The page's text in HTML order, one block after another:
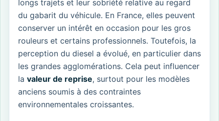
longs trajets et leur sobriété relative au regard
du gabarit du véhicule. En France, elles peuvent
conserver un intérêt en occasion pour les gros
rouleurs et certains professionnels. Toutefois, la
perception du diesel a évolué, en particulier dans
les grandes agglomérations. Cela peut influencer
la valeur de reprise, surtout pour les modèles
anciens soumis à des contraintes
environnementales croissantes.